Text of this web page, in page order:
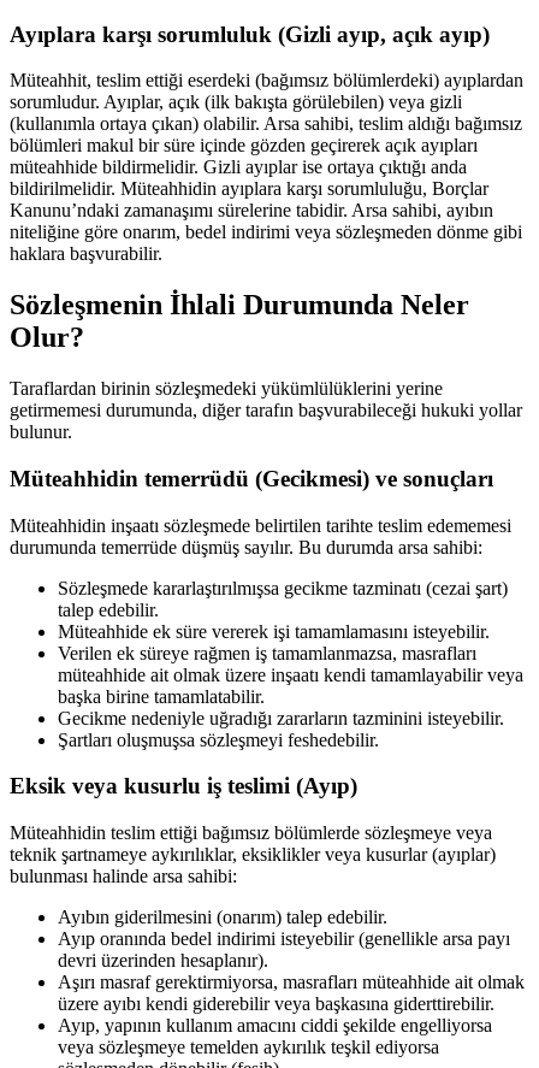
Ayıplara karşı sorumluluk (Gizli ayıp, açık ayıp)
Müteahhit, teslim ettiği eserdeki (bağımsız bölümlerdeki) ayıplardan
sorumludur. Ayıplar, açık (ilk bakışta görülebilen) veya gizli
(kullanımla ortaya çıkan) olabilir. Arsa sahibi, teslim aldığı bağımsız
bölümleri makul bir süre içinde gözden geçirerek açık ayıpları
müteahhide bildirmelidir. Gizli ayıplar ise ortaya çıktığı anda
bildirilmelidir. Müteahhidin ayıplara karşı sorumluluğu, Borçlar
Kanunu’ndaki zamanaşımı sürelerine tabidir. Arsa sahibi, ayıbın
niteliğine göre onarım, bedel indirimi veya sözleşmeden dönme gibi
haklara başvurabilir.
Sözleşmenin İhlali Durumunda Neler
Olur?
Taraflardan birinin sözleşmedeki yükümlülüklerini yerine
getirmemesi durumunda, diğer tarafın başvurabileceği hukuki yollar
bulunur.
Müteahhidin temerrüdü (Gecikmesi) ve sonuçları
Müteahhidin inşaatı sözleşmede belirtilen tarihte teslim edememesi
durumunda temerrüde düşmüş sayılır. Bu durumda arsa sahibi:
Sözleşmede kararlaştırılmışsa gecikme tazminatı (cezai şart)
talep edebilir.
Müteahhide ek süre vererek işi tamamlamasını isteyebilir.
Verilen ek süreye rağmen iş tamamlanmazsa, masrafları
müteahhide ait olmak üzere inşaatı kendi tamamlayabilir veya
başka birine tamamlatabilir.
Gecikme nedeniyle uğradığı zararların tazminini isteyebilir.
Şartları oluşmuşsa sözleşmeyi feshedebilir.
Eksik veya kusurlu iş teslimi (Ayıp)
Müteahhidin teslim ettiği bağımsız bölümlerde sözleşmeye veya
teknik şartnameye aykırılıklar, eksiklikler veya kusurlar (ayıplar)
bulunması halinde arsa sahibi:
Ayıbın giderilmesini (onarım) talep edebilir.
Ayıp oranında bedel indirimi isteyebilir (genellikle arsa payı
devri üzerinden hesaplanır).
Aşırı masraf gerektirmiyorsa, masrafları müteahhide ait olmak
üzere ayıbı kendi giderebilir veya başkasına giderttirebilir.
Ayıp, yapının kullanım amacını ciddi şekilde engelliyorsa
veya sözleşmeye temelden aykırılık teşkil ediyorsa